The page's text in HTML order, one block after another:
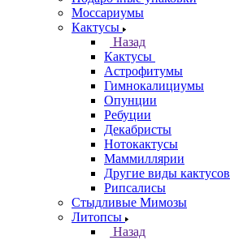
Моссариумы
Кактусы
Назад
Кактусы
Астрофитумы
Гимнокалициумы
Опунции
Ребуции
Декабристы
Нотокактусы
Маммиллярии
Другие виды кактусов
Рипсалисы
Стыдливые Мимозы
Литопсы
Назад